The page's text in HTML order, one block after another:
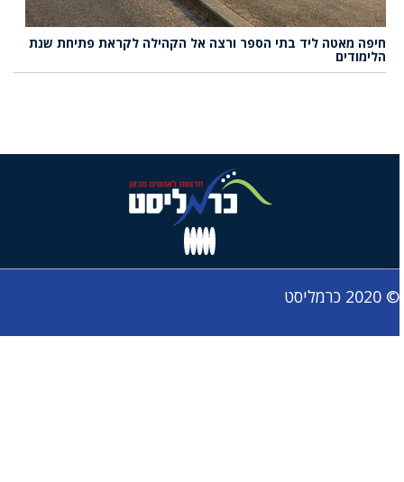
חיפה מאטה ליד בתי הספר ורצה אל הקהילה לקראת פתיחת שנת
הלימודים
© 2020 כרמליסט